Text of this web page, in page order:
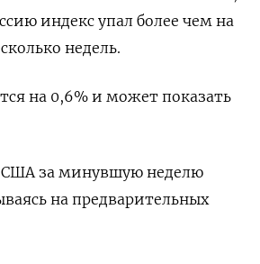
индекс упал более чем на
недель.
на 0,6% и может показать
США за минувшую неделю
на предварительных